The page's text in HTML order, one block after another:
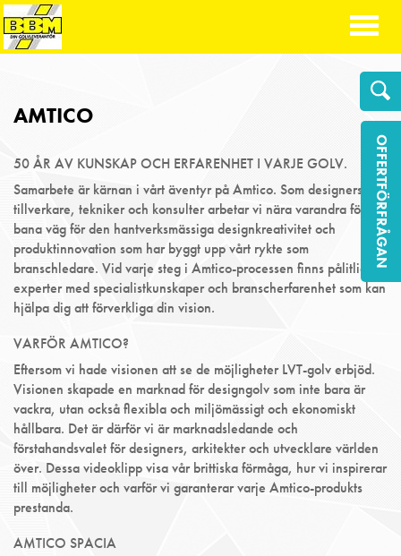
Toggle
OFFERTFÖRFRÅGAN
AMTICO
50 ÅR AV KUNSKAP OCH ERFARENHET I VARJE GOLV.
Samarbete är kärnan i vårt äventyr på Amtico. Som designers,
tillverkare, tekniker och konsulter arbetar vi nära varandra för att
bana väg för den hantverksmässiga designkreativitet och
produktinnovation som har byggt upp vårt rykte som
branschledare. Vid varje steg i Amtico-processen finns pålitliga
experter med specialistkunskaper och branscherfarenhet som kan
hjälpa dig att förverkliga din vision.
VARFÖR AMTICO?
Eftersom vi hade visionen att se de möjligheter LVT-golv erbjöd.
Visionen skapade en marknad för designgolv som inte bara är
vackra, utan också flexibla och miljömässigt och ekonomiskt
hållbara. Det är därför vi är marknadsledande och
förstahandsvalet för designers, arkitekter och utvecklare världen
över. Dessa videoklipp visa vår brittiska förmåga, hur vi inspirerar
till möjligheter och varför vi garanterar varje Amtico-produkts
prestanda.
AMTICO SPACIA